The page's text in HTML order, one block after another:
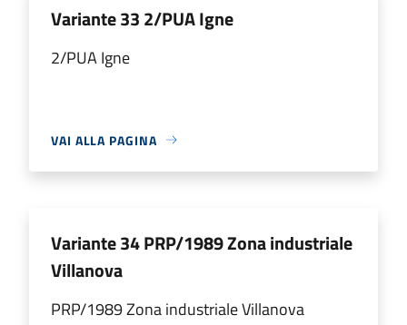
Variante 33 2/PUA Igne
2/PUA Igne
VAI ALLA PAGINA
Variante 34 PRP/1989 Zona industriale
Villanova
PRP/1989 Zona industriale Villanova